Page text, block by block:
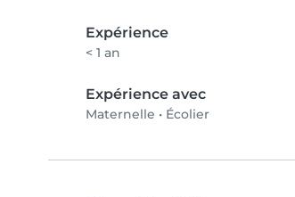
Expérience
< 1 an
Expérience avec
Maternelle • Écolier